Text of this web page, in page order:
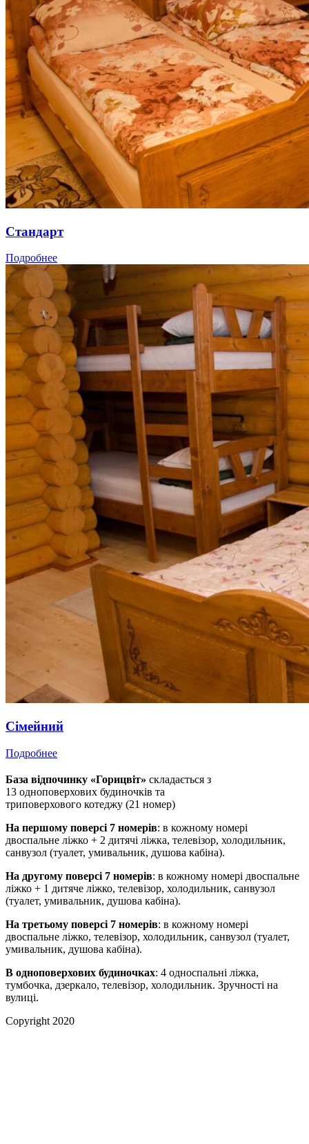
Стандарт
Подробнее
Сімейний
Подробнее
База відпочинку «Горицвіт» складається з
13 одноповерхових будиночків та
триповерхового котеджу (21 номер)
На першому поверсі 7 номерів: в кожному номері
двоспальне ліжко + 2 дитячі ліжка, телевізор, холодильник,
санвузол (туалет, умивальник, душова кабіна).
На другому поверсі 7 номерів: в кожному номері двоспальне
ліжко + 1 дитяче ліжко, телевізор, холодильник, санвузол
(туалет, умивальник, душова кабіна).
На третьому поверсі 7 номерів: в кожному номері
двоспальне ліжко, телевізор, холодильник, санвузол (туалет,
умивальник, душова кабіна).
В одноповерхових будиночках: 4 односпальні ліжка,
тумбочка, дзеркало, телевізор, холодильник. Зручності на
вулиці.
Copyright 2020